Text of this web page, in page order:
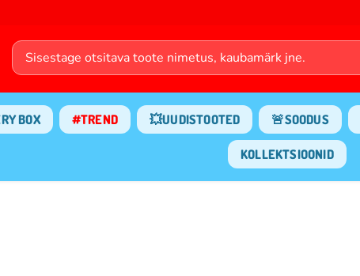
BOX #TREND 💥UUDISTOOTED 🚨SOODUS
KOLLEKTSIOONID